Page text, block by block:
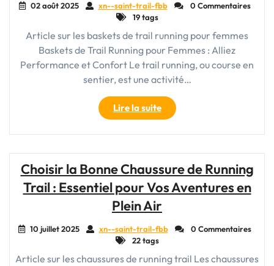
Running
02 août 2025 xn--saint-trail-fbb
0 Commentaires
19 tags
Article sur les baskets de trail running pour femmes
Baskets de Trail Running pour Femmes : Alliez
Performance et Confort Le trail running, ou course en
sentier, est une activité…
Lire la suite"Baskets
de
trail
femme
:
Alliez
performance
et
Choisir la Bonne Chaussure de Running
Trail : Essentiel pour Vos Aventures en
Plein Air
10 juillet 2025 xn--saint-trail-fbb
0 Commentaires
22 tags
Article sur les chaussures de running trail Les chaussures